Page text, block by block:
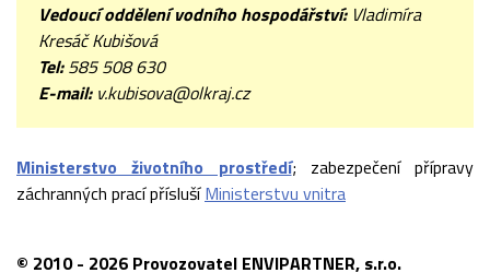
Vedoucí oddělenívodního hospodářství: Vladimíra
Kresáč Kubišová
Tel:585 508 630
E-mail:v.kubisova@olkraj.cz
Ministerstvo životního prostředí; zabezpečení přípravy
záchranných prací příslušíMinisterstvu vnitra
© 2010 - 2026 Provozovatel ENVIPARTNER, s.r.o.